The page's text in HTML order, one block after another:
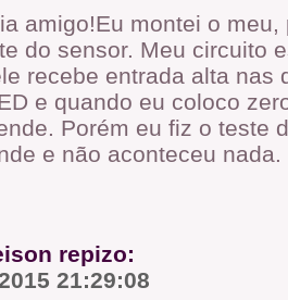
amigo!Eu montei o
do sensor. Meu circuito
recebe entrada alta nas
e quando eu coloco
Porém eu fiz o teste
e não aconteceu
repizo:
21:29:08